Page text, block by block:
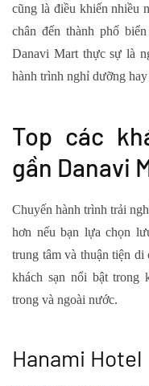
cũng là điều khiến nhiều
chân đến thành phố
Danavi Mart thực sự là
hành trình nghỉ dưỡng
Top các
gần Danavi
Chuyến hành trình trải
hơn nếu bạn lựa chọn
trung tâm và thuận tiện
khách sạn nổi bật trong
trong và ngoài nước.
Hanami Hotel